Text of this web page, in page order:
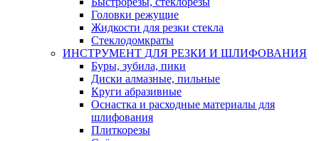
Головки режущие
Жидкости для резки стекла
Стеклодомкраты
ИНСТРУМЕНТ ДЛЯ РЕЗКИ И ШЛИФОВАНИЯ
Буры, зубила, пики
Диски алмазные, пильные
Круги абразивные
Оснастка и расходные материалы для
шлифования
Плиткорезы